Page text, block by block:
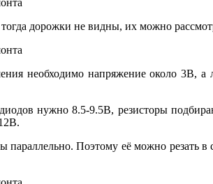
дорожки не видны, их можно
необходимо напряжение около 3В, а
нужно 8.5-9.5В, резисторы
параллельно. Поэтому её можно